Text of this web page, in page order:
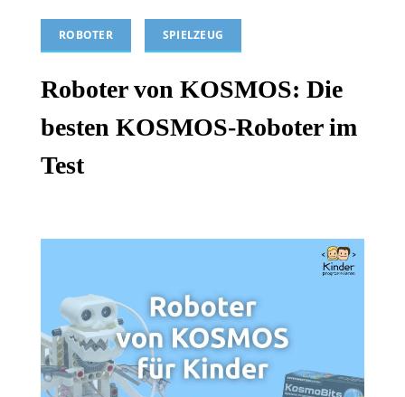
ROBOTER SPIELZEUG
Roboter von KOSMOS: Die
besten KOSMOS-Roboter im
Test